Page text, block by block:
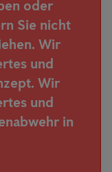
oder
Sie nicht
Wir
und
Wir
und
in